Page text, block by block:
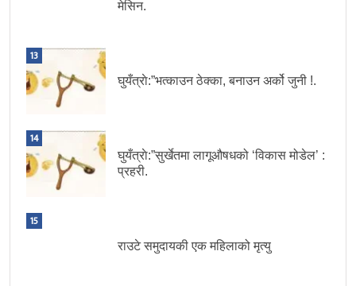
मेसिन.
13
घुयँत्राे:”भत्काउन ठेक्का, बनाउन अर्को जुनी !.
14
घुयँत्राे:”सुर्खेतमा लागूऔषधको ‘विकास मोडेल’ :
प्रहरी.
15
राउटे समुदायकी एक महिलाको मृत्यु